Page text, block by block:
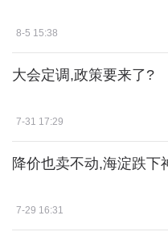
8-5 15:38
大会定调,政策要来了?
7-31 17:29
降价也卖不动,海淀跌下
7-29 16:31